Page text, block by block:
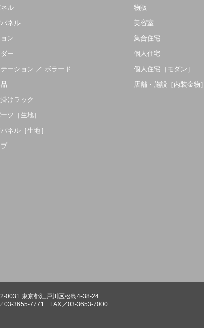
ル
ネル
ン
ー
ーション ／ ボラード
けラック
ツ［生地］
ネル［生地］
物販
美容室
集合住宅
個人住宅
個人住宅［モダン］
店舗・施設［内装金物］
0031 東京都江戸川区松島4-38-24
03-3655-7771 FAX／03-3653-7000